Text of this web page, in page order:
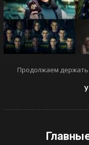
Продолжаем держать